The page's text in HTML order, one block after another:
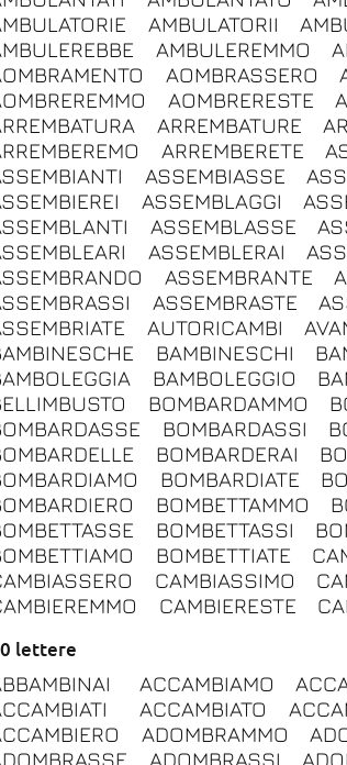
AMBULATORII
AMBULEREMMO
AOMBRASSERO
AOMBRERESTE
ARREMBATURE
ARREMBERETE
ASSEMBIASSE
ASSEMBLAGGI
ASSEMBLASSE
ASSEMBLERAI
ASSEMBRANTE
ASSEMBRASTE
AUTORICAMBI
BAMBINESCHI
BAMBOLEGGIO
BOMBARDAMMO
BOMBARDASSI
BOMBARDERAI
BOMBARDIATE
BOMBETTAMMO
BOMBETTASSI
BOMBETTIATE
CAMBIASSIMO
CAMBIERESTE
lettere
ACCAMBIAMO
ACCAMBIATO
ADOMBRAMMO
ADOMBRASSI